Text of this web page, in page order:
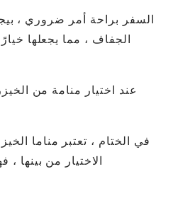
السفر براحة أمر ضروري ،
الجفاف ، مما يجعلها
عند اختيار منامة من
في الختام ، تعتبر مناما
الاختيار من بينها